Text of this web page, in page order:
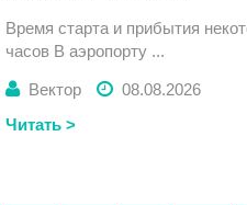
Время старта и прибытия
часов В аэропорту ...
Вектор
08.08.2026
Читать >